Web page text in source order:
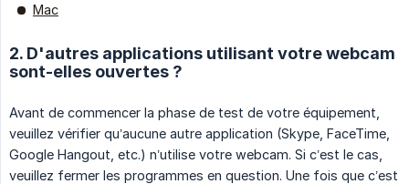
Mac
2. D'autres applications utilisant votre webcam
sont-elles ouvertes ?
Avant de commencer la phase de test de votre équipement,
veuillez vérifier qu’aucune autre application (Skype, FaceTime,
Google Hangout, etc.) n’utilise votre webcam. Si c’est le cas,
veuillez fermer les programmes en question. Une fois que c’est